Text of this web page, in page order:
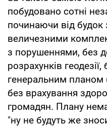
побудовано сотні
починаючи від
величезними
з порушеннями, без
розрахунків
генеральним планом
без врахування
громадян. Плану
"ну не будуть же